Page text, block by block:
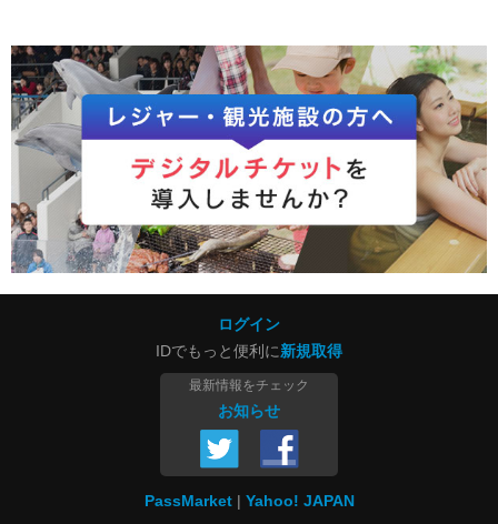
ログイン
IDでもっと便利に新規取得
最新情報をチェック
お知らせ
PassMarket Yahoo! JAPAN